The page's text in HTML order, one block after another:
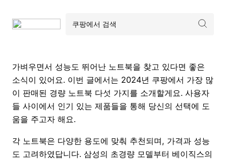
가벼우면서 성능도 뛰어난 노트북을 찾고 있다면 좋은
소식이 있어요. 이번 글에서는 2024년 쿠팡에서 가장 많
이 판매된 경량 노트북 다섯 가지를 소개할게요. 사용자
들 사이에서 인기 있는 제품들을 통해 당신의 선택에 도
움을 주고자 해요.
각 노트북은 다양한 용도에 맞춰 추천되며, 가격과 성능
도 고려하였답니다. 삼성의 초경량 모델부터 베이직스의